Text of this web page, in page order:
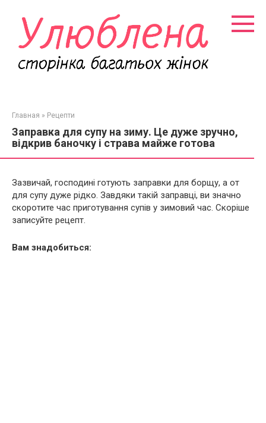
контенту
Главная » Рецепти
Заправка для супу на зиму. Це дуже зручно,
відкрив баночку і страва майже готова
Зазвичай, господині готують заправки для борщу, а от
для супу дуже рідко. Завдяки такій заправці, ви значно
скоротите час приготування супів у зимовий час. Скоріше
записуйте рецепт.
Вам знадобиться: